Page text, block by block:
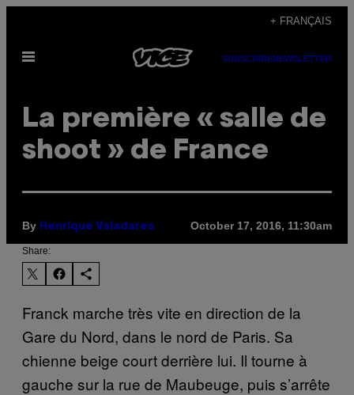
content
+ FRANÇAIS
Open
SUBSCRIBENEWSLETTER
La première « salle de
shoot » de France
By Henrique Valadares October 17, 2016, 11:30am
Share:
Franck marche très vite en direction de la
Gare du Nord, dans le nord de Paris. Sa
chienne beige court derrière lui. Il tourne à
gauche sur la rue de Maubeuge, puis s’arrête